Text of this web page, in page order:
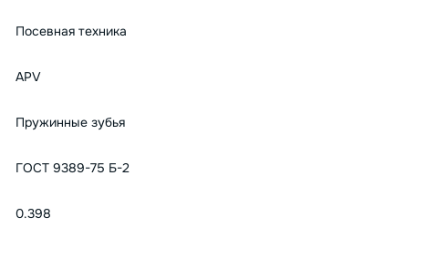
Посевная техника
APV
Пружинные зубья
ГОСТ 9389-75 Б-2
0.398